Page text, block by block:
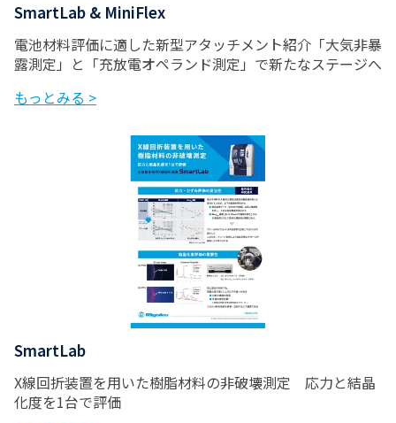
SmartLab & MiniFlex
電池材料評価に適した新型アタッチメント紹介「大気非暴
露測定」と「充放電オペランド測定」で新たなステージへ
もっとみる >
SmartLab
X線回折装置を用いた樹脂材料の非破壊測定 応力と結晶
化度を1台で評価